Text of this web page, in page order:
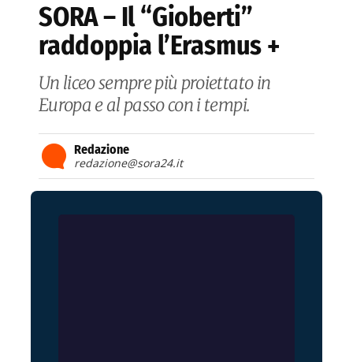
SORA – Il “Gioberti”
raddoppia l’Erasmus +
Un liceo sempre più proiettato in
Europa e al passo con i tempi.
Redazione
redazione@sora24.it